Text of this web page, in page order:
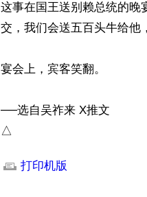
这事在国王送别赖总统的晚
交，我们会送五百头牛给他
宴会上，宾客笑翻。
──选自吴祚来 X推文
△
打印机版